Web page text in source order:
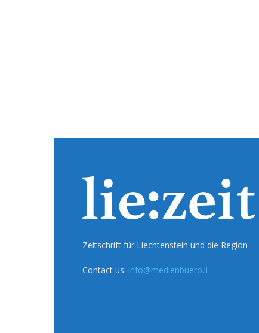
Zeitschrift für Liechtenstein und die Region
Contact us: info@medienbuero.li